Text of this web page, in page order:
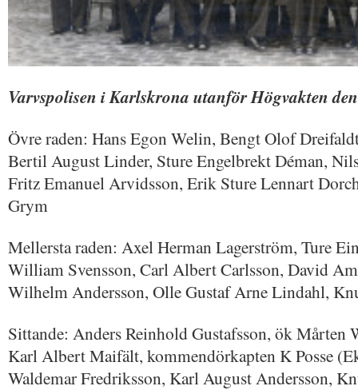
Varvspolisen i Karlskrona utanför Högvakten
Övre raden: Hans Egon Welin, Bengt Olof
Bertil August Linder, Sture Engelbrekt Déman,
Fritz Emanuel Arvidsson, Erik Sture Lennart
Grym
Mellersta raden: Axel Herman Lagerström, Ture
William Svensson, Carl Albert Carlsson, David
Wilhelm Andersson, Olle Gustaf Arne Lindahl,
Sittande: Anders Reinhold Gustafsson, ök
Karl Albert Maifält, kommendörkapten K Posse
Waldemar Fredriksson, Karl August Andersson,